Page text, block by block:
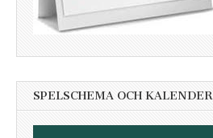
SPELSCHEMA OCH KALENDER